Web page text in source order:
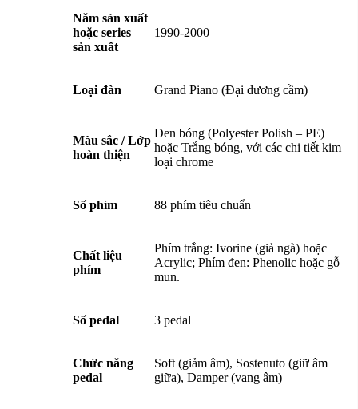
Năm sản xuất
hoặc series
sản xuất
1990-2000
Loại đàn Grand Piano (Đại dương cầm)
Màu sắc / Lớp
hoàn thiện
Đen bóng (Polyester Polish – PE)
hoặc Trắng bóng, với các chi tiết kim
loại chrome
Số phím 88 phím tiêu chuẩn
Chất liệu
phím
Phím trắng: Ivorine (giả ngà) hoặc
Acrylic; Phím đen: Phenolic hoặc gỗ
mun.
Số pedal 3 pedal
Chức năng
pedal
Soft (giảm âm), Sostenuto (giữ âm
giữa), Damper (vang âm)